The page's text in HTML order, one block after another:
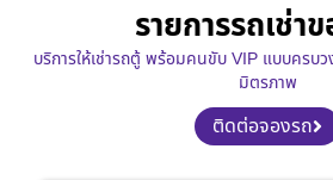
รายการรถเช่าข
บริการให้เช่ารถตู้ พร้อมคนขับ VIP แบบครบ
มิตรภาพ
ติดต่อจองรถ